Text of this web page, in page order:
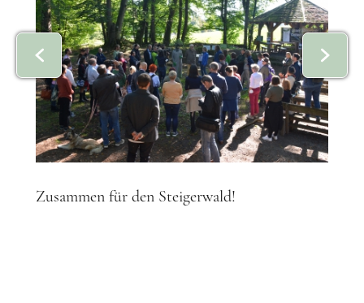
Zusammen für den Steigerwald!